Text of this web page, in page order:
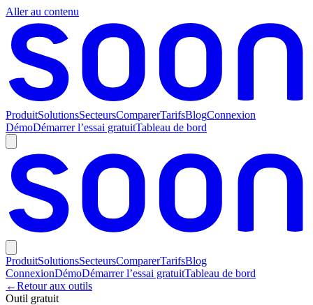
Aller au contenu
ProduitSolutionsSecteursComparerTarifsBlogConnexion
DémoDémarrer l’essai gratuitTableau de bord
ProduitSolutionsSecteursComparerTarifsBlog
ConnexionDémoDémarrer l’essai gratuitTableau de bord
←Retour aux outils
Outil gratuit